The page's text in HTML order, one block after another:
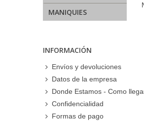
MANIQUIES
INFORMACIÓN
Envíos y devoluciones
Datos de la empresa
Donde Estamos - Como
Confidencialidad
Formas de pago